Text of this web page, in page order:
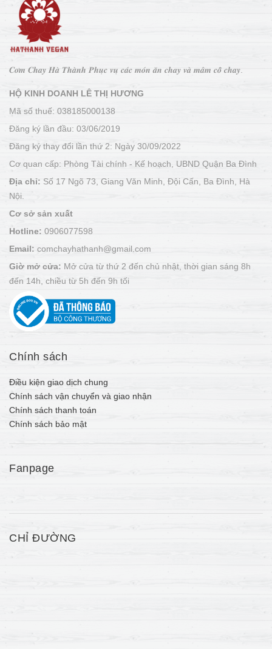
𝑪𝒐̛𝒎 𝑪𝒉𝒂𝒚 𝑯𝒂̀ 𝑻𝒉𝒂̀𝒏𝒉 𝑷𝒉𝒖̣𝒄 𝒗𝒖̣ 𝒄𝒂́𝒄 𝒎𝒐́𝒏 𝒂̆𝒏 𝒄𝒉𝒂𝒚 𝒗𝒂̀ 𝒎𝒂̂𝒎 𝒄𝒐̂̃ 𝒄𝒉𝒂𝒚.
HỘ KINH DOANH LÊ THỊ HƯƠNG
Mã số thuế: 038185000138
Đăng ký lần đầu: 03/06/2019
Đăng ký thay đổi lần thứ 2: Ngày 30/09/2022
Cơ quan cấp: Phòng Tài chính - Kế hoạch, UBND Quận Ba Đình
Địa chỉ: Số 17 Ngõ 73, Giang Văn Minh, Đội Cấn, Ba Đình, Hà
Nội.
Cơ sở sản xuất
Hotline: 0906077598
Email: comchayhathanh@gmail.com
Giờ mở cửa: Mở cửa từ thứ 2 đến chủ nhật, thời gian sáng 8h
đến 14h, chiều từ 5h đến 9h tối
Chính sách
Điều kiện giao dịch chung
Chính sách vận chuyển và giao nhận
Chính sách thanh toán
Chính sách bảo mật
Fanpage
CHỈ ĐƯỜNG